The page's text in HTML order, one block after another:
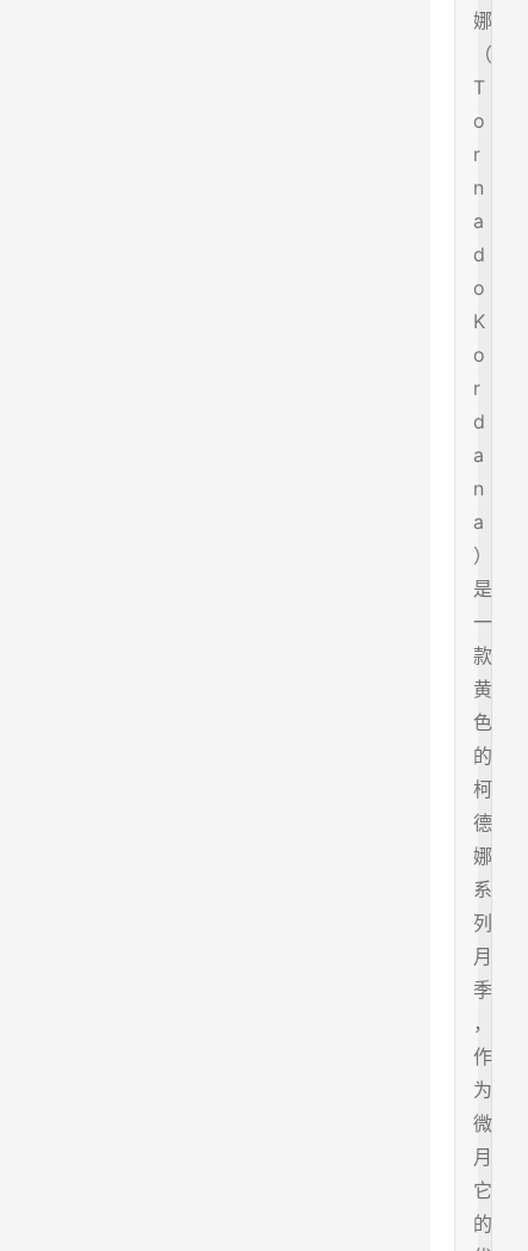
娜
（
T
o
r
n
a
d
o
K
o
r
d
a
n
a
）
是
一
款
黄
色
的
柯
德
娜
系
列
月
季
，
作
为
微
月
它
的